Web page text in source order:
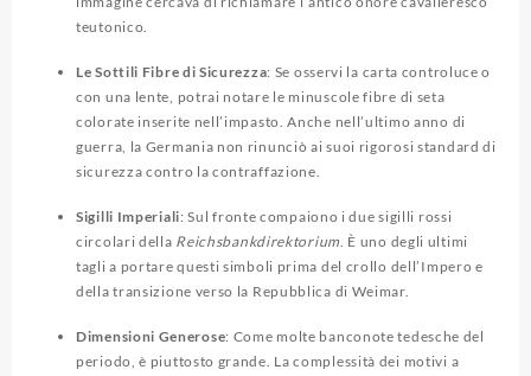
teutonico.
Le Sottili Fibre di Sicurezza: Se osservi la carta controluce o
con una lente, potrai notare le minuscole fibre di seta
colorate inserite nell’impasto. Anche nell’ultimo anno di
guerra, la Germania non rinunciò ai suoi rigorosi standard di
sicurezza contro la contraffazione.
Sigilli Imperiali: Sul fronte compaiono i due sigilli rossi
circolari della Reichsbankdirektorium. È uno degli ultimi
tagli a portare questi simboli prima del crollo dell’Impero e
della transizione verso la Repubblica di Weimar.
Dimensioni Generose: Come molte banconote tedesche del
periodo, è piuttosto grande. La complessità dei motivi a